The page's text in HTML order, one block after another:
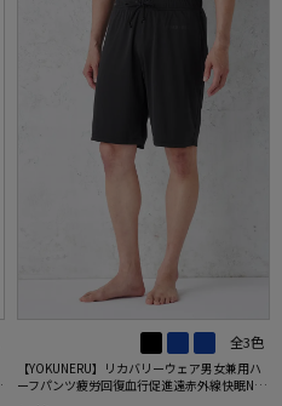
全3色
【YOKUNERU】リカバリーウェア男女兼用ハ
ーフパンツ疲労回復血行促進遠赤外線快眠NA
NOMIX(R)【一般医療機器】SS～LLサイズ